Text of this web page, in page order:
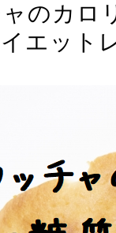
のカロ
エット